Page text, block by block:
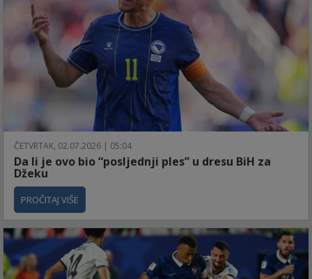
ČETVRTAK, 02.07.2026 | 05:04
Da li je ovo bio “posljednji ples” u dresu BiH za
Džeku
PROČITAJ VIŠE